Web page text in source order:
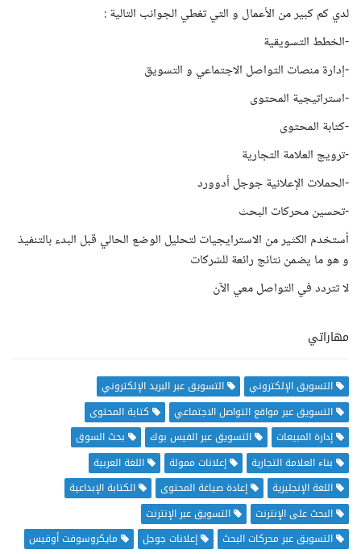
لدي كم كبير من الأعمال و التي تغطي الجوانب التالية :
-الخطط التسويقية
-إدارة منصات التواصل الاجتماعي و التسويق
-استراتيجية المحتوى
-كتابة المحتوى
-ترويج العلامة التجارية
-الحملات الإعلانية جوجل أدوورد
-تحسين محركات البحث
أستخدم الكثير من الاسترايجيات لتحليل الوضع الحالي قبل البدء بالتنفيذ
و هو ما يضمن نتائج رائعة للشركات
لا تتردد في التواصل معي الآن
مهاراتي
التسويق الإلكتروني
التسويق عبر البريد الإلكتروني
التسويق عبر مواقع التواصل الاجتماعي
كتابة المحتوى
إدارة المبيعات
التسويق عبر الفيس بوك
بحث السوق
بناء العلامة التجارية
إعلانات ممولة
اللغة العربية
اللغة الإنجليزية
إعادة صياغة المحتوى
الكتابة الإبداعية
البحث على الإنترنت
التسويق عبر الإنترنت
التسويق عبر محركات البحث
إعلانات جوجل
مايكروسوفت أوفيس